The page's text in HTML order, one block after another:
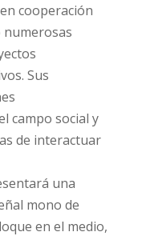
cooperación
numerosas
Sus
campo social y
de interactuar
una
mono de
en el medio,